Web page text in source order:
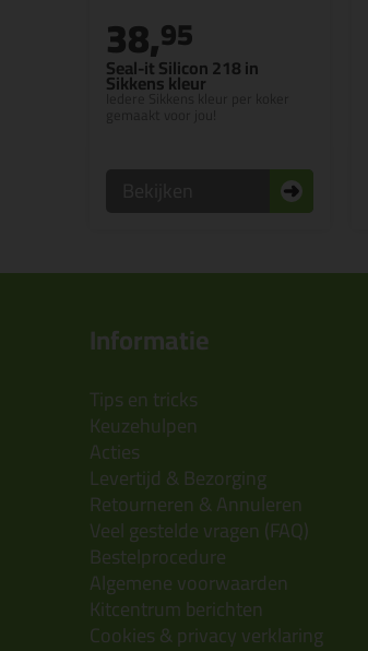
Seal-it Silicon 218 in
Sikkens kleur
Iedere Sikkens kleur per koker
38,95
Informatie
Tips en tricks
Keuzehulpen
Acties
Levertijd & Bezorging
Retourneren & Annuleren
Veel gestelde vragen (FAQ)
Bestelprocedure
Algemene voorwaarden
Kitcentrum berichten
Cookies & privacy verklaring